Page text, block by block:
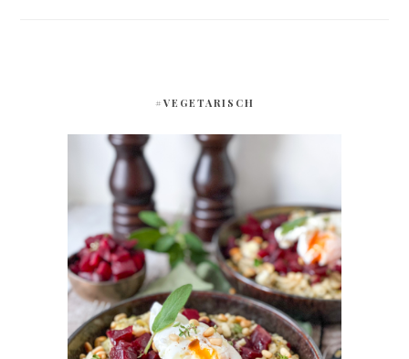
#VEGETARISCH